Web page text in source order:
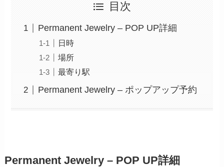
目次
Permanent Jewelry – POP UP詳細
日時
場所
最寄り駅
Permanent Jewelry – ポップアップ予約
Permanent Jewelry – POP UP詳細